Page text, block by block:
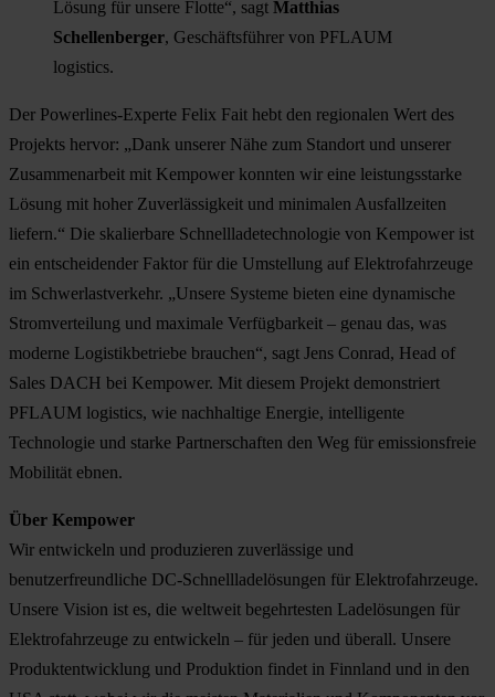
Lösung für unsere Flotte“, sagt Matthias
Schellenberger, Geschäftsführer von PFLAUM
logistics.
Der Powerlines-Experte Felix Fait hebt den regionalen Wert des
Projekts hervor: „Dank unserer Nähe zum Standort und unserer
Zusammenarbeit mit Kempower konnten wir eine leistungsstarke
Lösung mit hoher Zuverlässigkeit und minimalen Ausfallzeiten
liefern.“ Die skalierbare Schnellladetechnologie von Kempower ist
ein entscheidender Faktor für die Umstellung auf Elektrofahrzeuge
im Schwerlastverkehr. „Unsere Systeme bieten eine dynamische
Stromverteilung und maximale Verfügbarkeit – genau das, was
moderne Logistikbetriebe brauchen“, sagt Jens Conrad, Head of
Sales DACH bei Kempower. Mit diesem Projekt demonstriert
PFLAUM logistics, wie nachhaltige Energie, intelligente
Technologie und starke Partnerschaften den Weg für emissionsfreie
Mobilität ebnen.
Über Kempower
Wir entwickeln und produzieren zuverlässige und
benutzerfreundliche DC-Schnellladelösungen für Elektrofahrzeuge.
Unsere Vision ist es, die weltweit begehrtesten Ladelösungen für
Elektrofahrzeuge zu entwickeln – für jeden und überall. Unsere
Produktentwicklung und Produktion findet in Finnland und in den